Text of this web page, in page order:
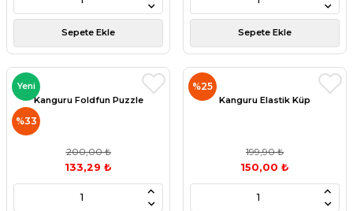
Sepete Ekle Sepete Ekle
Yeni
%33
Kanguru Foldfun Puzzle
200,00 ₺
133,29 ₺
%25
Kanguru Elastik Küp
199,90 ₺
150,00 ₺